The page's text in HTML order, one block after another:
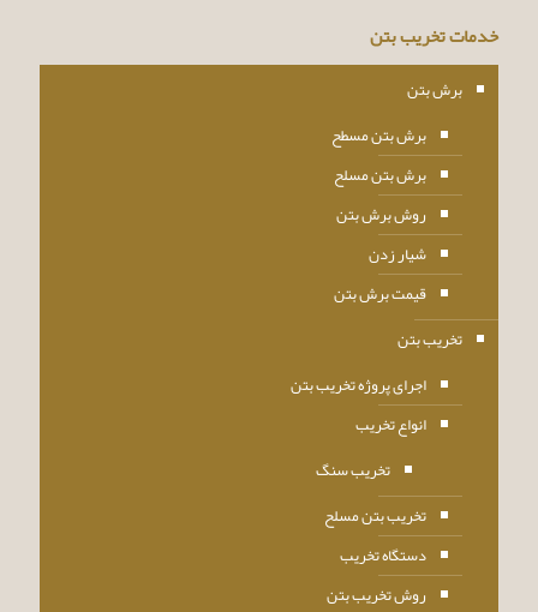
خدمات تخریب بتن
برش بتن
برش بتن مسطح
برش بتن مسلح
روش برش بتن
شیار زدن
قیمت برش بتن
تخریب بتن
اجرای پروژه تخریب بتن
انواع تخریب
تخریب سنگ
تخریب بتن مسلح
دستگاه تخریب
روش تخریب بتن